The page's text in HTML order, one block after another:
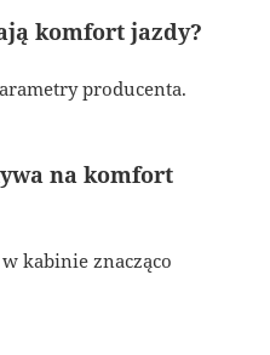
komfort jazdy?
producenta.
na komfort
kabinie znacząco